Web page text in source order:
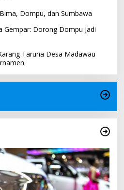
Dompu, dan Sumbawa
Gempar: Dorong Dompu Jadi
Taruna Desa Madawau